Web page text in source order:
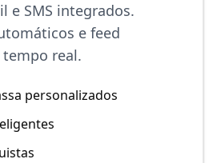
e SMS integrados.
e feed
real.
personalizados